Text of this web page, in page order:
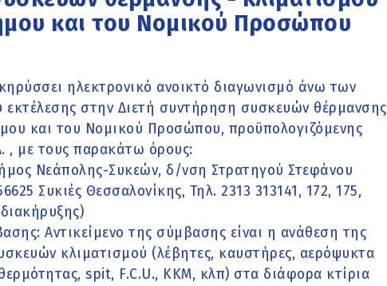
και του Νομικού Προσώπου
ηλεκτρονικό ανοικτό διαγωνισμό άνω των
εκτέλεσης στην Διετή συντήρηση συσκευών θέρμανσης
και του Νομικού Προσώπου, προϋπολογιζόμενης
, με τους παρακάτω όρους:
Νεάπολης-Συκεών, δ/νση Στρατηγού Στεφάνου
Συκιές Θεσσαλονίκης, Τηλ. 2313 313141, 172, 175,
Αντικείμενο της σύμβασης είναι η ανάθεση της
κλιματισμού (λέβητες, καυστήρες, αερόψυκτα
spit, F.C.U., ΚΚΜ, κλπ) στα διάφορα κτίρια